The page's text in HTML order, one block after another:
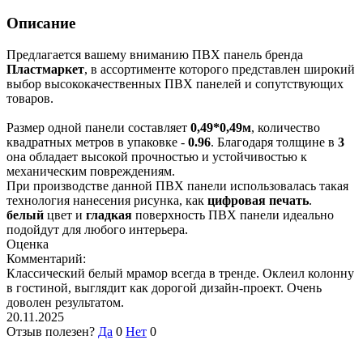
Описание
Предлагается вашему вниманию ПВХ панель бренда
Пластмаркет, в ассортименте которого представлен широкий
выбор высококачественных ПВХ панелей и сопутствующих
товаров.
Размер одной панели составляет 0,49*0,49м, количество
квадратных метров в упаковке - 0.96. Благодаря толщине в 3
она обладает высокой прочностью и устойчивостью к
механическим повреждениям.
При производстве данной ПВХ панели использовалась такая
технология нанесения рисунка, как цифровая печать.
белый цвет и гладкая поверхность ПВХ панели идеально
подойдут для любого интерьера.
Оценка
Комментарий:
Классический белый мрамор всегда в тренде. Оклеил колонну
в гостиной, выглядит как дорогой дизайн-проект. Очень
доволен результатом.
20.11.2025
Отзыв полезен? Да 0 Нет 0